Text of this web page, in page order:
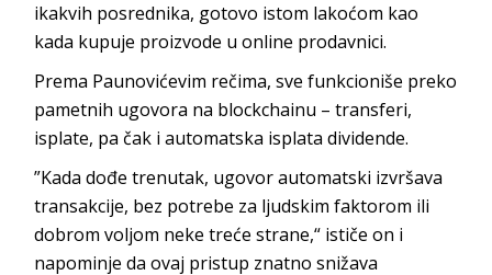
ikakvih posrednika, gotovo istom lakoćom kao
kada kupuje proizvode u online prodavnici.
Prema Paunovićevim rečima, sve funkcioniše preko
pametnih ugovora na blockchainu – transferi,
isplate, pa čak i automatska isplata dividende.
”Kada dođe trenutak, ugovor automatski izvršava
transakcije, bez potrebe za ljudskim faktorom ili
dobrom voljom neke treće strane,“ ističe on i
napominje da ovaj pristup znatno snižava